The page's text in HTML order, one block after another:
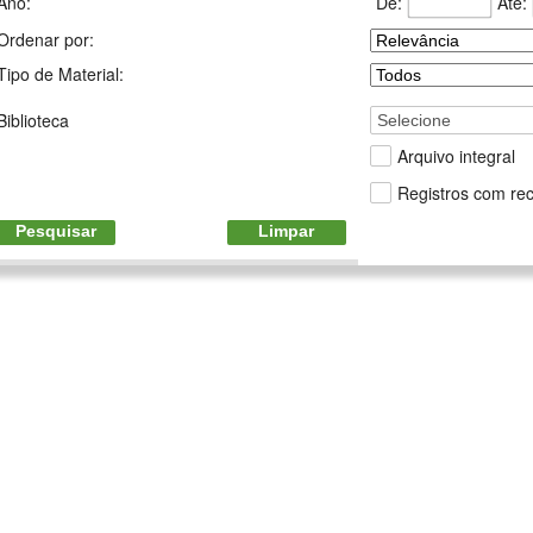
por:
de Material:
Selecione
Arquivo integral
Registros com
Pesquisar Limpar